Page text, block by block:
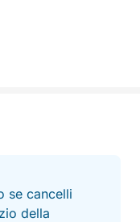
la tua
poche ore. C'è
nelle acque
se cancelli
della